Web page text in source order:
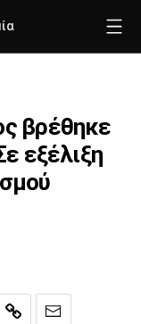
βρέθηκε
εξέλιξη